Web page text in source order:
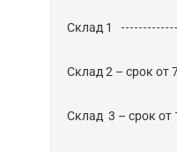
Склад 1
Склад 2 – срок от
Cклад 3 – срок от